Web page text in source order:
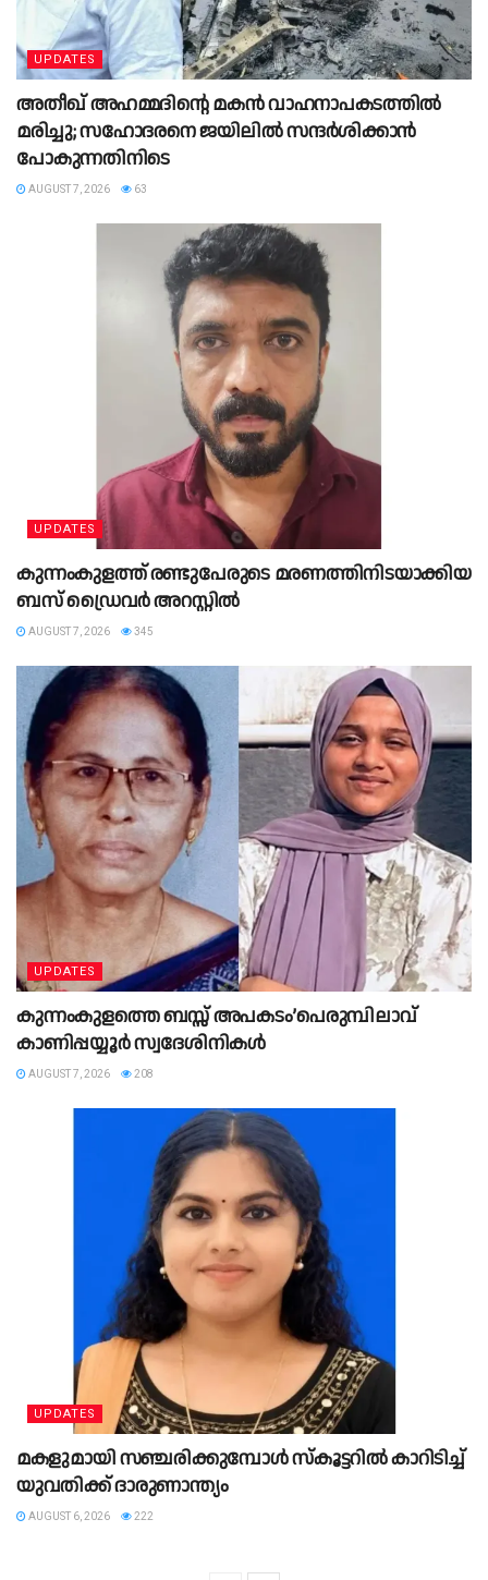
UPDATES
അതീഖ് അഹമ്മദിന്റെ മകൻ വാഹനാപകടത്തിൽ
മരിച്ചു; സഹോദരനെ ജയിലിൽ സന്ദർശിക്കാൻ
പോകുന്നതിനിടെ
AUGUST 7, 2026 63
UPDATES
കുന്നംകുളത്ത് രണ്ടുപേരുടെ മരണത്തിനിടയാക്കിയ
ബസ് ഡ്രൈവർ അറസ്റ്റിൽ
AUGUST 7, 2026 345
UPDATES
കുന്നംകുളത്തെ ബസ്സ് അപകടം’പെരുമ്പിലാവ്
കാണിപ്പയ്യൂര്‍ സ്വദേശിനികള്‍
AUGUST 7, 2026 208
UPDATES
മ​ക​ളു​മാ​യി സ​ഞ്ച​രി​ക്കു​മ്പോ​ള്‍ സ്‌​കൂ​ട്ട​റി​ല്‍ കാ​റി​ടി​ച്ച്
യു​വ​തി​ക്ക് ദാ​രു​ണാ​ന്ത്യം
AUGUST 6, 2026 222